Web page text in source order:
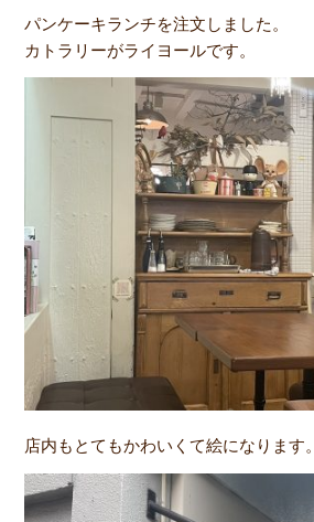
パンケーキランチを注文しました。
カトラリーがライヨールです。
店内もとてもかわいくて絵になります。